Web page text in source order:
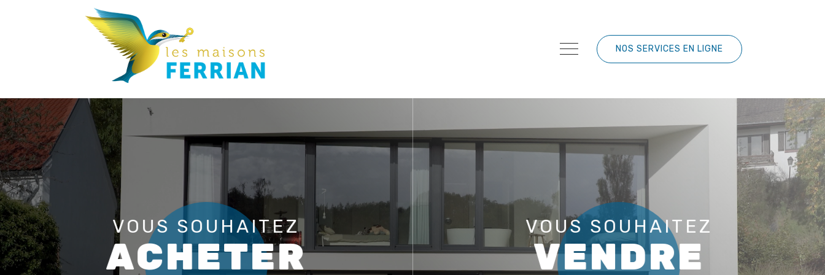
NOS SERVICES EN LIGNE
VOUS SOUHAITEZ
ACHETER
VOUS SOUHAITEZ
VENDRE